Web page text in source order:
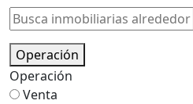
Operación
Operación
Venta